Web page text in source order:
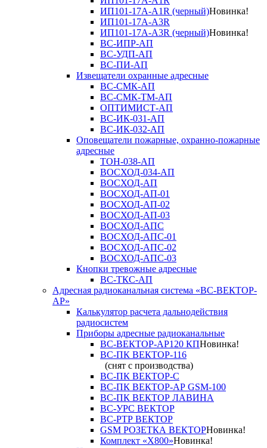
ИП101-17А-A1R (черный)Новинка!
ИП101-17А-A3R
ИП101-17А-A3R (черный)Новинка!
ВС-ИПР-АП
ВС-УДП-АП
ВС-ПИ-АП
Извещатели охранные адресные
ВС-СМК-АП
ВС-СМК-ТМ-АП
ОПТИМИСТ-АП
ВС-ИК-031-АП
ВС-ИК-032-АП
Оповещатели пожарные, охранно-пожарные
адресные
ТОН-038-АП
ВОСХОД-034-АП
ВОСХОД-АП
ВОСХОД-АП-01
ВОСХОД-АП-02
ВОСХОД-АП-03
ВОСХОД-АПС
ВОСХОД-АПС-01
ВОСХОД-АПС-02
ВОСХОД-АПС-03
Кнопки тревожные адресные
ВС-ТКС-АП
Адресная радиоканальная система «ВС-ВЕКТОР-
АР»
Калькулятор расчета дальнодействия
радиосистем
Приборы адресные радиоканальные
ВС-ВЕКТОР-АР120 КПНовинка!
ВС-ПК ВЕКТОР-116
(снят с производства)
ВС-ПК ВЕКТОР-С
ВС-ПК ВЕКТОР-АР GSM-100
ВС-ПК ВЕКТОР ЛАВИНА
ВС-УРС ВЕКТОР
ВС-РТР ВЕКТОР
GSM РОЗЕТКА ВЕКТОРНовинка!
Комплект «X800»Новинка!